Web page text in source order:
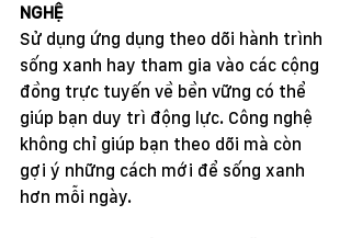
NGHỆ
Sử dụng ứng dụng theo dõi hành trình
sống xanh hay tham gia vào các cộng
đồng trực tuyến về bền vững có thể
giúp bạn duy trì động lực. Công nghệ
không chỉ giúp bạn theo dõi mà còn
gợi ý những cách mới để sống xanh
hơn mỗi ngày.